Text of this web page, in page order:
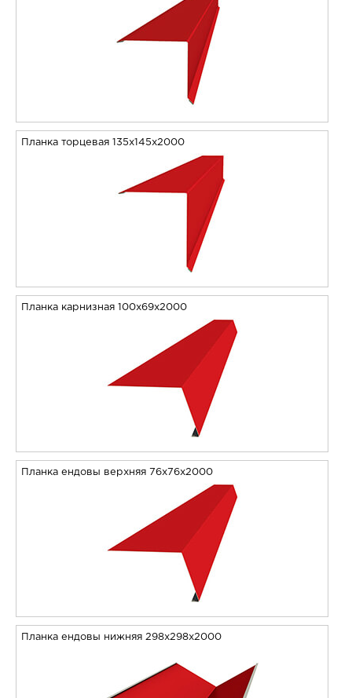
Планка торцевая 135х145х2000
Планка карнизная 100х69х2000
Планка ендовы верхняя 76х76х2000
Планка ендовы нижняя 298х298х2000